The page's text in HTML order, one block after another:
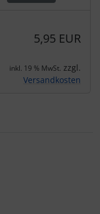
5,95 EUR
inkl. 19 % MwSt. zzgl.
Versandkosten